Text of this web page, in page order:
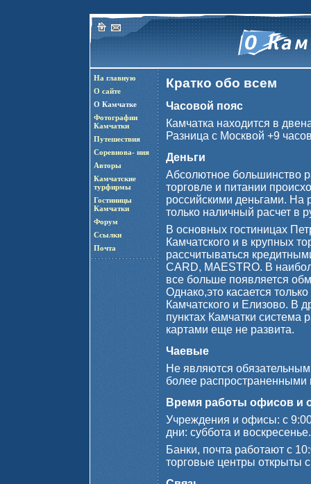
На главную
О сайте
О Камчатке
Фотографии
Камчатки
Путешествия
Соревнова- ния
Авторы
Камчатские
турфирмы
Гостиницы
Камчатки
Форум
Ссылки
Почта
Кратко обо всем
Часовой пояс
Камчатка находится в
Разница с Москвой +9
Деньги
Абсолютное большинство
торговле и питании
российскими деньгами. На
только наличный расчет в
В основных гостиницах
Камчатского и в крупных
рассчитываться
CARD, MAESTRO. В
все больше появляется
Однако,это касается
Камчатского и Елизово. В
пунктах Камчатки система
картами еще не развита.
Чаевые
Не являются
более распространенными
Время работы офисов и
Учреждения и офисы: с
дни: суббота и воскресенье.
Банки, почта работают с
торговые центры открыты